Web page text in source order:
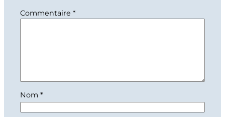
Commentaire *
Nom *